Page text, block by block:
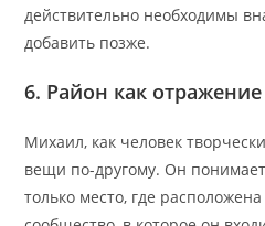
действительно необходимы
добавить позже.
6. Район как
Михаил, как человек
вещи по-другому. Он
только место, где